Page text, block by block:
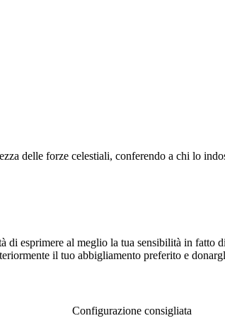
delle forze celestiali, conferendo a chi lo
di esprimere al meglio la tua sensibilità in fatto
il tuo abbigliamento preferito e
Configurazione consigliata